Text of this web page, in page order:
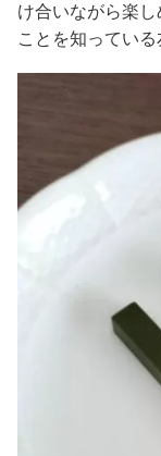
け合いながら楽
ことを知ってい